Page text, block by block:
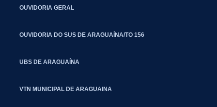
OUVIDORIA GERAL
OUVIDORIA DO SUS DE ARAGUAÍNA/TO 156
UBS DE ARAGUAÍNA
VTN MUNICIPAL DE ARAGUAINA